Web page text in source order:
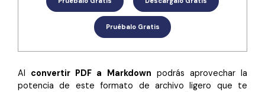
Censurar PDFNuevo
Extraer datos de PDF
Proteger PDF
Reseñas
Historias de clientes
Usar mejor PDFelement
Pruébalo Gratis
Al convertir PDF a Markdown podrás aprovechar la
potencia de este formato de archivo ligero que te